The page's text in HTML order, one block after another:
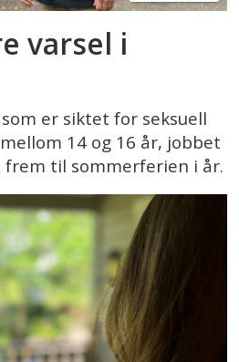
varsel i
er siktet for seksuell
14 og 16 år, jobbet
til sommerferien i år.